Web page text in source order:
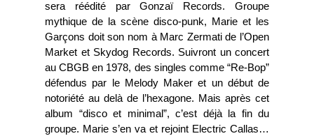
sera réédité par Gonzaï Records. Groupe
mythique de la scène disco-punk, Marie et les
Garçons doit son nom à Marc Zermati de l’Open
Market et Skydog Records. Suivront un concert
au CBGB en 1978, des singles comme “Re-Bop”
défendus par le Melody Maker et un début de
notoriété au delà de l’hexagone. Mais après cet
album “disco et minimal”, c’est déjà la fin du
groupe. Marie s’en va et rejoint Electric Callas…